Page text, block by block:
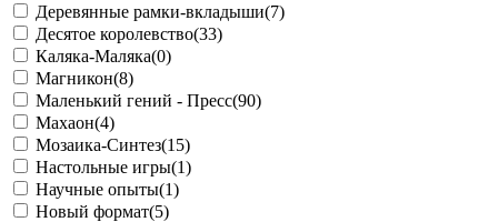
Деревянные рамки-вкладыши(7)
Десятое королевство(33)
Каляка-Маляка(0)
Магникон(8)
Маленький гений - Пресс(90)
Махаон(4)
Мозаика-Синтез(15)
Настольные игры(1)
Научные опыты(1)
Новый формат(5)